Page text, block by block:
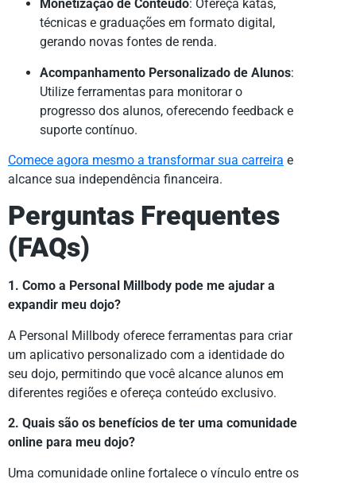
Monetização de Conteúdo: Ofereça katas,
técnicas e graduações em formato digital,
gerando novas fontes de renda.
Acompanhamento Personalizado de Alunos:
Utilize ferramentas para monitorar o
progresso dos alunos, oferecendo feedback e
suporte contínuo.
Comece agora mesmo a transformar sua carreira e
alcance sua independência financeira.
Perguntas Frequentes
(FAQs)
1. Como a Personal Millbody pode me ajudar a
expandir meu dojo?
A Personal Millbody oferece ferramentas para criar
um aplicativo personalizado com a identidade do
seu dojo, permitindo que você alcance alunos em
diferentes regiões e ofereça conteúdo exclusivo.
2. Quais são os benefícios de ter uma comunidade
online para meu dojo?
Uma comunidade online fortalece o vínculo entre os